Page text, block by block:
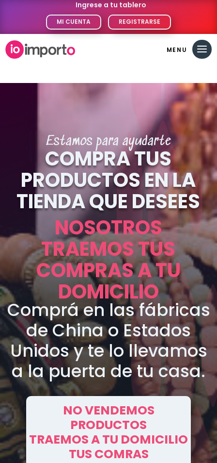
Ingrese a tu tablero
MI CUENTA REGISTRARSE
Estamos para ayudarte
COMPRA TUS
PRODUCTOS EN LA
TIENDA QUE DESEES
NOSOTROS
TRAEMOS TUS
COMPRAS A TU
DOMICILIO
Comprá en las fábricas
de China o Estados
Unidos y te lo llevamos
a la puerta de tu casa.
NO VENDEMOS
PRODUCTOS
TRAEMOS A TU DOMICILIO
TUS COMRAS